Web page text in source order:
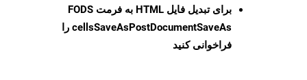
برای تبدیل فایل HTML به فرمت
FODS
cellsSaveAsPostDocumentSaveAs را
فراخوانی کنید